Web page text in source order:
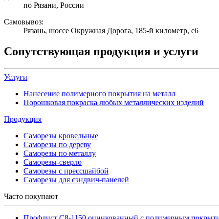
по Рязани, России
Самовывоз:
Рязань, шоссе Окружная Дорога, 185-й километр, с6
Сопутствующая продукция и услуги
Услуги
Нанесение полимерного покрытия на металл
Порошковая покраска любых металлических изделий
Продукция
Саморезы кровельные
Саморезы по дереву
Саморезы по металлу
Саморезы-сверло
Саморезы с прессшайбой
Саморезы для сэндвич-панелей
Часто покупают